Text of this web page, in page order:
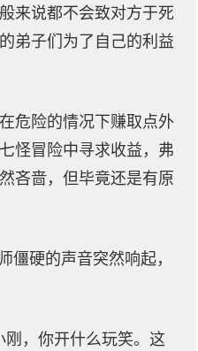
来说都不会致对方于死
弟子们为了自己的利益
危险的情况下赚取点外
怪冒险中寻求收益，弗
吝啬，但毕竟还是有原
僵硬的声音突然响起，
刚，你开什么玩笑。这